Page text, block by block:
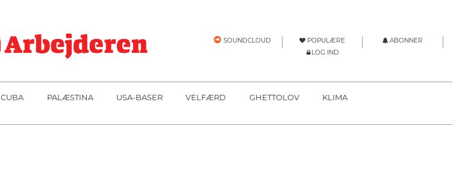
SOUNDCLOUD POPULÆRE
ABONNER
LOG IND
CUBA PALÆSTINA USA-BASER VELFÆRD GHETTOLOV
KLIMA